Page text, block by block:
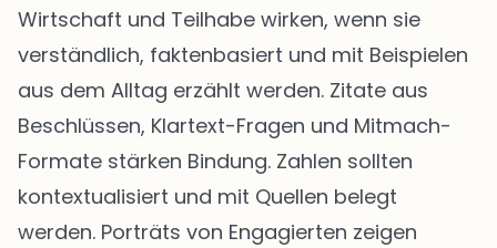
Wirtschaft und Teilhabe wirken, wenn sie
verständlich, faktenbasiert und mit Beispielen
aus dem Alltag erzählt werden. Zitate aus
Beschlüssen, Klartext-Fragen und Mitmach-
Formate stärken Bindung. Zahlen sollten
kontextualisiert und mit Quellen belegt
werden. Porträts von Engagierten zeigen